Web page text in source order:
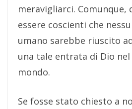
meravigliarci. Comunque,
essere coscienti che
umano sarebbe riuscito
una tale entrata di Dio
mondo.
Se fosse stato chiesto a